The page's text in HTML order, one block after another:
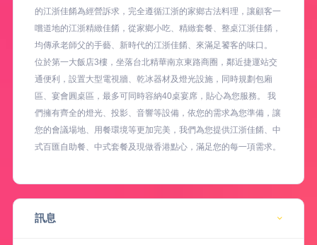
的江浙佳餚為經營訴求，完全遵循江浙的家鄉古法料理，讓顧客一
嚐道地的江浙精緻佳餚，從家鄉小吃、精緻套餐、整桌江浙佳餚，
均傳承老師父的手藝、新時代的江浙佳餚、來滿足饕客的味口。
位於第一大飯店3樓，坐落台北精華南京東路商圈，鄰近捷運站交
通便利，設置大型電視牆、乾冰器材及燈光設施，同時規劃包廂
區、宴會圓桌區，最多可同時容納40桌宴席，貼心為您服務。 我
們擁有齊全的燈光、投影、音響等設備，依您的需求為您準備，讓
您的會議場地、用餐環境等更加完美，我們為您提供江浙佳餚、中
式百匯自助餐、中式套餐及現做香港點心，滿足您的每一項需求。
訊息